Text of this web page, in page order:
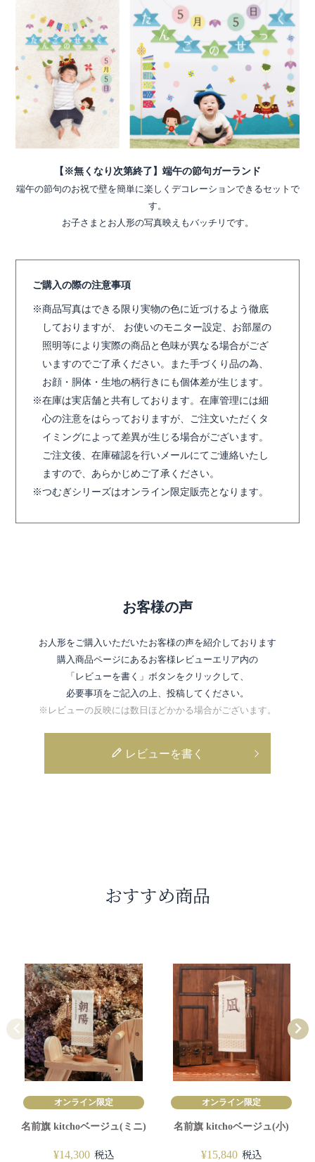
【※無くなり次第終了】端午の節句ガーランド
端午の節句のお祝で壁を簡単に楽しくデコレーションできるセットで
す。
お子さまとお人形の写真映えもバッチリです。
ご購入の際の注意事項
商品写真はできる限り実物の色に近づけるよう徹底
しておりますが、 お使いのモニター設定、お部屋の
照明等により実際の商品と色味が異なる場合がござ
いますのでご了承ください。また手づくり品の為、
お顔・胴体・生地の柄行きにも個体差が生じます。
在庫は実店舗と共有しております。在庫管理には細
心の注意をはらっておりますが、ご注文いただくタ
イミングによって差異が生じる場合がございます。
ご注文後、在庫確認を行いメールにてご連絡いたし
ますので、あらかじめご了承ください。
つむぎシリーズはオンライン限定販売となります。
お客様の声
お人形をご購入いただいたお客様の声を紹介しております
購入商品ページにあるお客様レビューエリア内の
「レビューを書く」ボタンをクリックして、
必要事項をご記入の上、投稿してください。
※レビューの反映には数日ほどかかる場合がございます。
レビューを書く
おすすめ商品
オンライン限定
名前旗 kitchoベージュ(ミニ)
¥14,300 税込
オンライン限定
名前旗 kitchoベージュ(小)
¥15,840 税込